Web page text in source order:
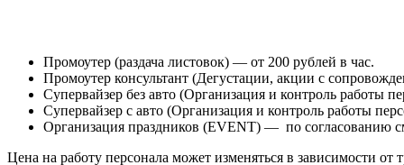
Промоутер (раздача листовок) — от 200 рублей в час.
Промоутер консультант (Дегустации, акции с
Супервайзер без авто (Организация и контроль работы
Супервайзер с авто (Организация и контроль работы
Организация праздников (EVENT) — по согласованию
Цена на работу персонала может изменяться в зависимости